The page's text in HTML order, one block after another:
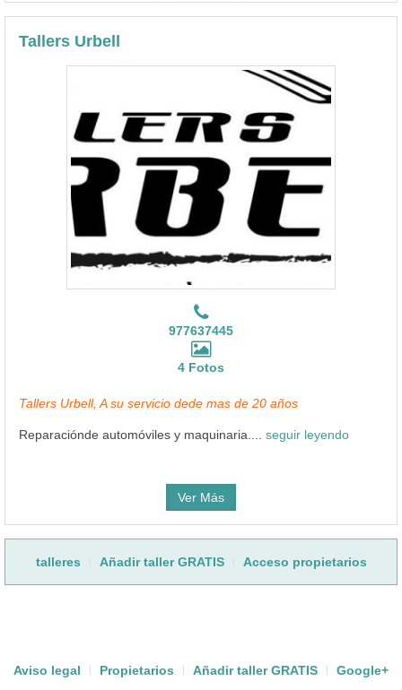
Tallers Urbell
977637445
4 Fotos
Tallers Urbell, A su servicio dede mas de 20 años
Reparaciónde automóviles y maquinaria.... seguir leyendo
Ver Más
talleres Añadir taller GRATIS Acceso propietarios
Aviso legal Propietarios Añadir taller GRATIS Google+